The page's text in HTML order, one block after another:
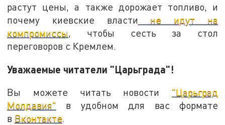
растут цены, а также дорожает топливо, и
почему киевские власти не идут на
компромиссы, чтобы сесть за стол
переговоров с Кремлем.
Уважаемые читатели "Царьграда"!
Вы можете читать новости "Царьград
Молдавия" в удобном для вас формате
в Вконтакте.